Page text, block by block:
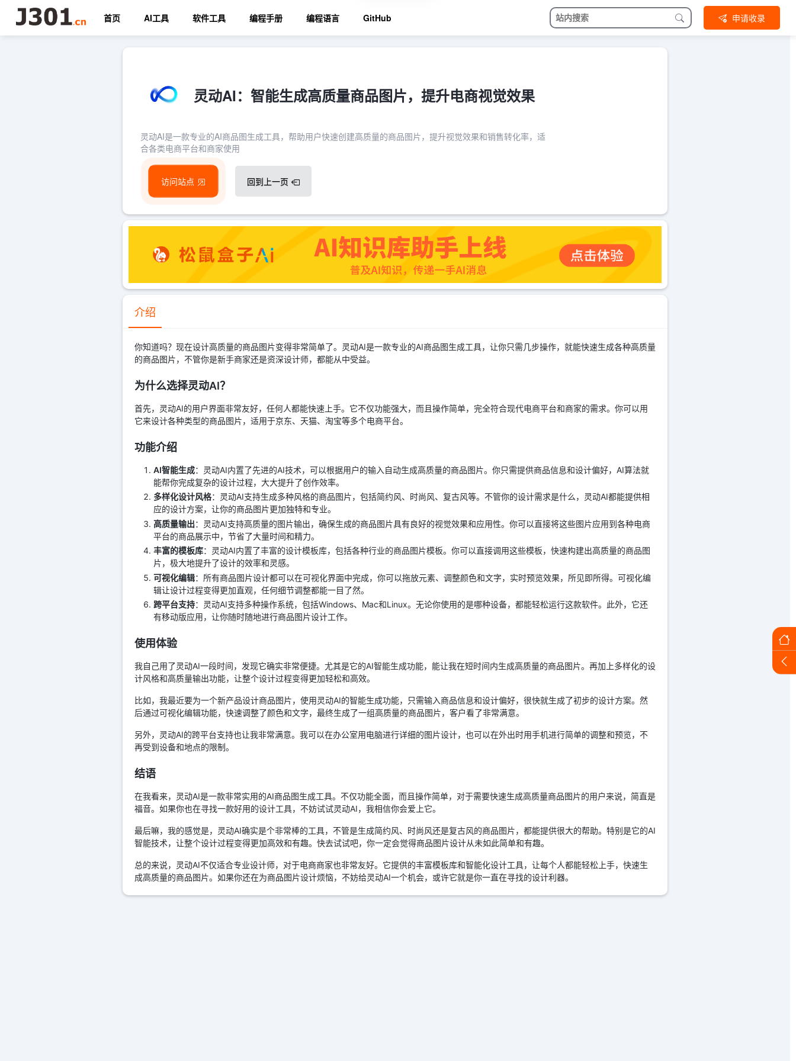
首页 AI工具 软件工具 编程手册 编程语言 GitHub 申请收录
灵动AI：智能生成高质量商品图片，提升电商视觉效果
灵动AI是一款专业的AI商品图生成工具，帮助用户快速创建高质量的商品图片，提升视觉效果和销售转化率，适
合各类电商平台和商家使用
访问站点 回到上一页
介绍
你知道吗？现在设计高质量的商品图片变得非常简单了。灵动AI是一款专业的AI商品图生成工具，让你只需几步操作，就能快速生成各种高质量
的商品图片，不管你是新手商家还是资深设计师，都能从中受益。
为什么选择灵动AI？
首先，灵动AI的用户界面非常友好，任何人都能快速上手。它不仅功能强大，而且操作简单，完全符合现代电商平台和商家的需求。你可以用
它来设计各种类型的商品图片，适用于京东、天猫、淘宝等多个电商平台。
功能介绍
AI智能生成：灵动AI内置了先进的AI技术，可以根据用户的输入自动生成高质量的商品图片。你只需提供商品信息和设计偏好，AI算法就
能帮你完成复杂的设计过程，大大提升了创作效率。
多样化设计风格：灵动AI支持生成多种风格的商品图片，包括简约风、时尚风、复古风等。不管你的设计需求是什么，灵动AI都能提供相
应的设计方案，让你的商品图片更加独特和专业。
高质量输出：灵动AI支持高质量的图片输出，确保生成的商品图片具有良好的视觉效果和应用性。你可以直接将这些图片应用到各种电商
平台的商品展示中，节省了大量时间和精力。
丰富的模板库：灵动AI内置了丰富的设计模板库，包括各种行业的商品图片模板。你可以直接调用这些模板，快速构建出高质量的商品图
片，极大地提升了设计的效率和灵感。
可视化编辑：所有商品图片设计都可以在可视化界面中完成，你可以拖放元素、调整颜色和文字，实时预览效果，所见即所得。可视化编
辑让设计过程变得更加直观，任何细节调整都能一目了然。
跨平台支持：灵动AI支持多种操作系统，包括Windows、Mac和Linux。无论你使用的是哪种设备，都能轻松运行这款软件。此外，它还
有移动版应用，让你随时随地进行商品图片设计工作。
使用体验
我自己用了灵动AI一段时间，发现它确实非常便捷。尤其是它的AI智能生成功能，能让我在短时间内生成高质量的商品图片。再加上多样化的设
计风格和高质量输出功能，让整个设计过程变得更加轻松和高效。
比如，我最近要为一个新产品设计商品图片，使用灵动AI的智能生成功能，只需输入商品信息和设计偏好，很快就生成了初步的设计方案。然
后通过可视化编辑功能，快速调整了颜色和文字，最终生成了一组高质量的商品图片，客户看了非常满意。
另外，灵动AI的跨平台支持也让我非常满意。我可以在办公室用电脑进行详细的图片设计，也可以在外出时用手机进行简单的调整和预览，不
再受到设备和地点的限制。
结语
在我看来，灵动AI是一款非常实用的AI商品图生成工具。不仅功能全面，而且操作简单，对于需要快速生成高质量商品图片的用户来说，简直是
福音。如果你也在寻找一款好用的设计工具，不妨试试灵动AI，我相信你会爱上它。
最后嘛，我的感觉是，灵动AI确实是个非常棒的工具，不管是生成简约风、时尚风还是复古风的商品图片，都能提供很大的帮助。特别是它的AI
智能技术，让整个设计过程变得更加高效和有趣。快去试试吧，你一定会觉得商品图片设计从未如此简单和有趣。
总的来说，灵动AI不仅适合专业设计师，对于电商商家也非常友好。它提供的丰富模板库和智能化设计工具，让每个人都能轻松上手，快速生
成高质量的商品图片。如果你还在为商品图片设计烦恼，不妨给灵动AI一个机会，或许它就是你一直在寻找的设计利器。